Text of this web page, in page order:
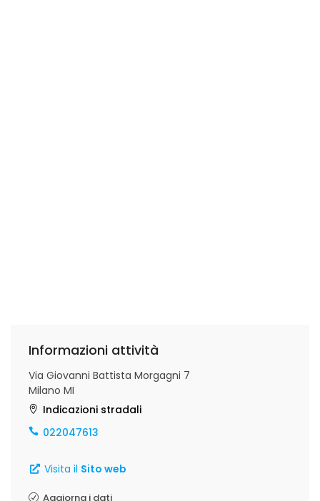
Informazioni attività
Via Giovanni Battista Morgagni 7
Milano MI
Indicazioni stradali
022047613
Visita il Sito web
Aggiorna i dati